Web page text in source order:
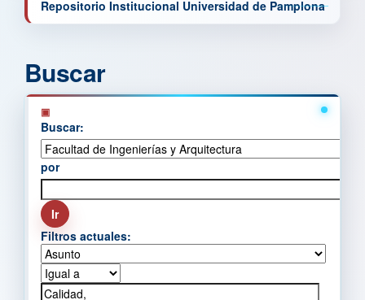
Repositorio Institucional Universidad de Pamplona
Buscar
Buscar:
por
Filtros actuales: